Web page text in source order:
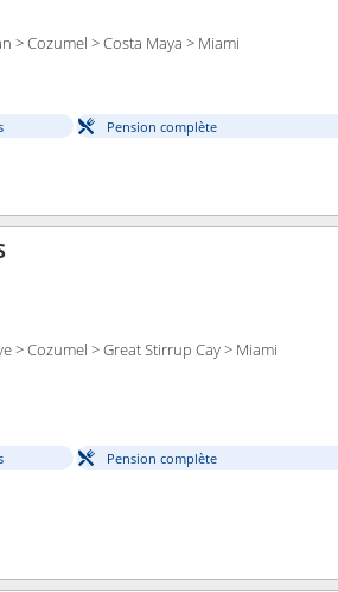
> Cozumel > Costa Maya > Miami
Pension complète
> Cozumel > Great Stirrup Cay > Miami
Pension complète